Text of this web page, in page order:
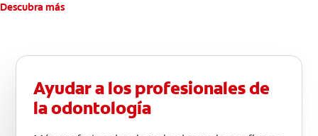
atrás hacia adelante. Cepille la superficie masticatoria (parte
atrás, arriba y abajo, en la parte superior e inferior. No se
por las bacterias.
Descubra más
Ayudar a los profesionales de
la odontología